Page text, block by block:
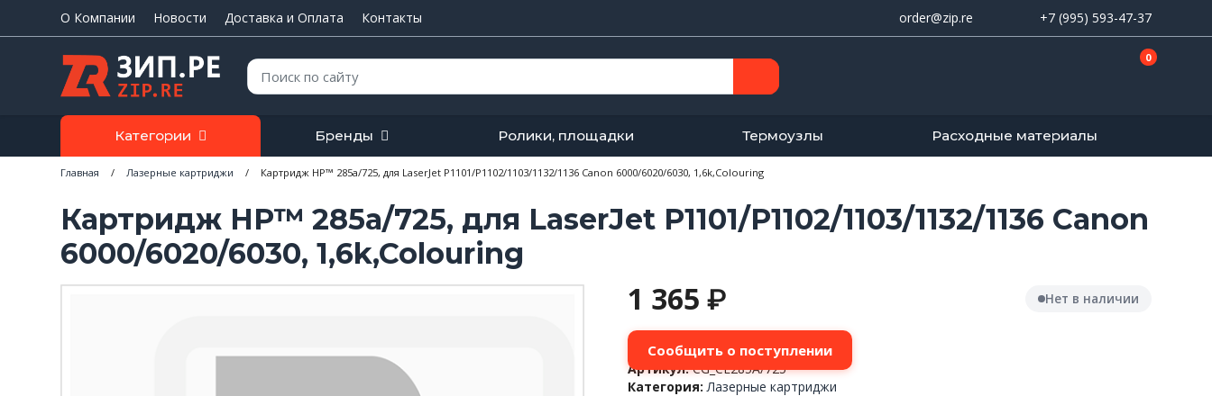
О Компании Новости Доставка и Оплата Контакты order@zip.re +7 (995) 593-47-37
Поиск: 0
Категории Бренды Ролики, площадки Термоузлы Расходные материалы
Главная / Лазерные картриджи / Картридж НР™ 285a/725, для LaserJet P1101/P1102/1103/1132/1136 Canon 6000/6020/6030, 1,6k,Colouring
Картридж НР™ 285a/725, для LaserJet P1101/P1102/1103/1132/1136 Canon
6000/6020/6030, 1,6k,Colouring
1 365₽ Нет в наличии
Сообщить о поступлении
Артикул:CG_CE285A/725
Категория: Лазерные картриджи